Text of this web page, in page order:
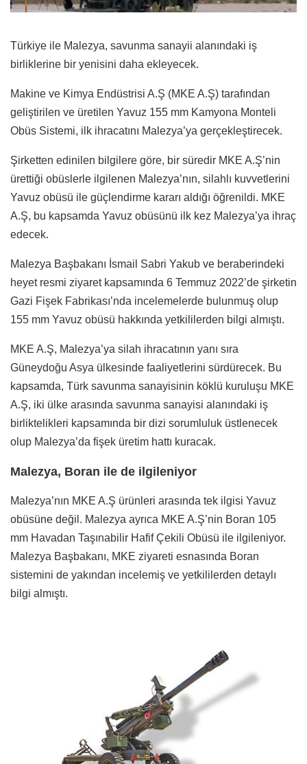
Türkiye ile Malezya, savunma sanayii alanındaki iş
birliklerine bir yenisini daha ekleyecek.
Makine ve Kimya Endüstrisi A.Ş (MKE A.Ş) tarafından
geliştirilen ve üretilen Yavuz 155 mm Kamyona Monteli
Obüs Sistemi, ilk ihracatını Malezya’ya gerçekleştirecek.
Şirketten edinilen bilgilere göre, bir süredir MKE A.Ş’nin
ürettiği obüslerle ilgilenen Malezya’nın, silahlı kuvvetlerini
Yavuz obüsü ile güçlendirme kararı aldığı öğrenildi. MKE
A.Ş, bu kapsamda Yavuz obüsünü ilk kez Malezya’ya ihraç
edecek.
Malezya Başbakanı İsmail Sabri Yakub ve beraberindeki
heyet resmi ziyaret kapsamında 6 Temmuz 2022’de şirketin
Gazi Fişek Fabrikası’nda incelemelerde bulunmuş olup
155 mm Yavuz obüsü hakkında yetkililerden bilgi almıştı.
MKE A.Ş, Malezya’ya silah ihracatının yanı sıra
Güneydoğu Asya ülkesinde faaliyetlerini sürdürecek. Bu
kapsamda, Türk savunma sanayisinin köklü kuruluşu MKE
A.Ş, iki ülke arasında savunma sanayisi alanındaki iş
birliktelikleri kapsamında bir dizi sorumluluk üstlenecek
olup Malezya’da fişek üretim hattı kuracak.
Malezya, Boran ile de ilgileniyor
Malezya’nın MKE A.Ş ürünleri arasında tek ilgisi Yavuz
obüsüne değil. Malezya ayrıca MKE A.Ş’nin Boran 105
mm Havadan Taşınabilir Hafif Çekili Obüsü ile ilgileniyor.
Malezya Başbakanı, MKE ziyareti esnasında Boran
sistemini de yakından incelemiş ve yetkililerden detaylı
bilgi almıştı.